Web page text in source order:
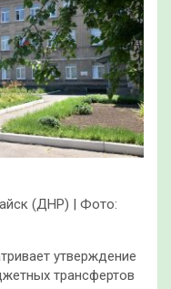
(ДНР) | Фото:
утверждение
трансфертов